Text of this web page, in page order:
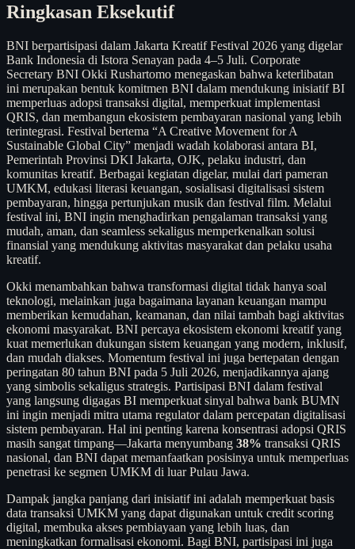
Ringkasan Eksekutif
BNI berpartisipasi dalam Jakarta Kreatif Festival 2026 yang digelar
Bank Indonesia di Istora Senayan pada 4–5 Juli. Corporate
Secretary BNI Okki Rushartomo menegaskan bahwa keterlibatan
ini merupakan bentuk komitmen BNI dalam mendukung inisiatif BI
memperluas adopsi transaksi digital, memperkuat implementasi
QRIS, dan membangun ekosistem pembayaran nasional yang lebih
terintegrasi. Festival bertema “A Creative Movement for A
Sustainable Global City” menjadi wadah kolaborasi antara BI,
Pemerintah Provinsi DKI Jakarta, OJK, pelaku industri, dan
komunitas kreatif. Berbagai kegiatan digelar, mulai dari pameran
UMKM, edukasi literasi keuangan, sosialisasi digitalisasi sistem
pembayaran, hingga pertunjukan musik dan festival film. Melalui
festival ini, BNI ingin menghadirkan pengalaman transaksi yang
mudah, aman, dan seamless sekaligus memperkenalkan solusi
finansial yang mendukung aktivitas masyarakat dan pelaku usaha
kreatif.
Okki menambahkan bahwa transformasi digital tidak hanya soal
teknologi, melainkan juga bagaimana layanan keuangan mampu
memberikan kemudahan, keamanan, dan nilai tambah bagi aktivitas
ekonomi masyarakat. BNI percaya ekosistem ekonomi kreatif yang
kuat memerlukan dukungan sistem keuangan yang modern, inklusif,
dan mudah diakses. Momentum festival ini juga bertepatan dengan
peringatan 80 tahun BNI pada 5 Juli 2026, menjadikannya ajang
yang simbolis sekaligus strategis. Partisipasi BNI dalam festival
yang langsung digagas BI memperkuat sinyal bahwa bank BUMN
ini ingin menjadi mitra utama regulator dalam percepatan digitalisasi
sistem pembayaran. Hal ini penting karena konsentrasi adopsi QRIS
masih sangat timpang—Jakarta menyumbang 38% transaksi QRIS
nasional, dan BNI dapat memanfaatkan posisinya untuk memperluas
penetrasi ke segmen UMKM di luar Pulau Jawa.
Dampak jangka panjang dari inisiatif ini adalah memperkuat basis
data transaksi UMKM yang dapat digunakan untuk credit scoring
digital, membuka akses pembiayaan yang lebih luas, dan
meningkatkan formalisasi ekonomi. Bagi BNI, partisipasi ini juga